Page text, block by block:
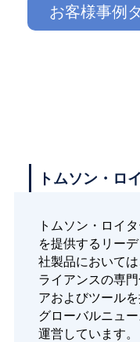
お客様事例
トムソン・ロ
トムソン・ロイ
を提供するリー
社製品において
ライアンスの専
アおよびツール
グローバルニュ
運営しています